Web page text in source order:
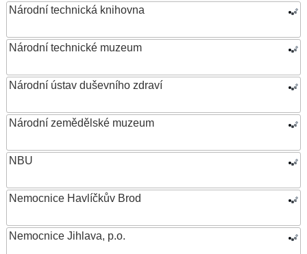
Národní technická knihovna
Národní technické muzeum
Národní ústav duševního zdraví
Národní zemědělské muzeum
NBU
Nemocnice Havlíčkův Brod
Nemocnice Jihlava, p.o.